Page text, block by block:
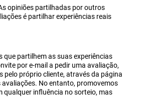
opiniões partilhadas por outros
é partilhar experiências reais
que partilhem as suas experiências
por e-mail a pedir uma avaliação,
próprio cliente, através da página
No entanto, promovemos
qualquer influência no sorteio, mas